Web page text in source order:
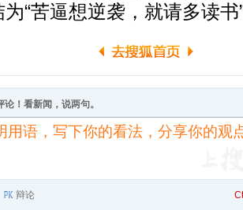
“苦逼想逆袭，就请多读书
论！看新闻，说两句。
辩论